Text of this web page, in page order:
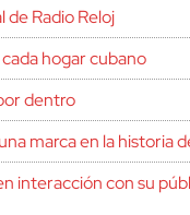
de Radio Reloj
hogar cubano
dentro
marca en la historia
interacción con su